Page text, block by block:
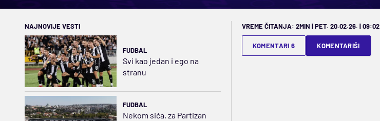
NAJNOVIJE VESTI
FUDBAL
Svi kao jedan i ego na
stranu
FUDBAL
Nekom sića, za Partizan
VREME ČITANJA: 2MIN | PET. 20.02.26. | 09:02
KOMENTARI 6 KOMENTARIŠI